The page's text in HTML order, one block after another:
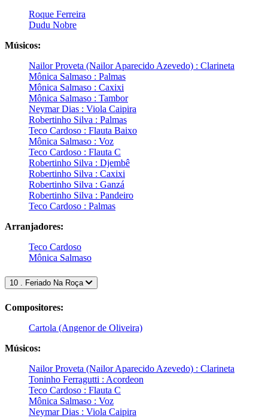
Roque Ferreira
Dudu Nobre
Músicos:
Nailor Proveta (Nailor Aparecido Azevedo) : Clarineta
Mônica Salmaso : Palmas
Mônica Salmaso : Caxixi
Mônica Salmaso : Tambor
Neymar Dias : Viola Caipira
Robertinho Silva : Palmas
Teco Cardoso : Flauta Baixo
Mônica Salmaso : Voz
Teco Cardoso : Flauta C
Robertinho Silva : Djembê
Robertinho Silva : Caxixi
Robertinho Silva : Ganzá
Robertinho Silva : Pandeiro
Teco Cardoso : Palmas
Arranjadores:
Teco Cardoso
Mônica Salmaso
10 . Feriado Na Roça
Compositores:
Cartola (Angenor de Oliveira)
Músicos:
Nailor Proveta (Nailor Aparecido Azevedo) : Clarineta
Toninho Ferragutti : Acordeon
Teco Cardoso : Flauta C
Mônica Salmaso : Voz
Neymar Dias : Viola Caipira